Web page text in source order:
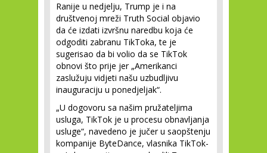
Ranije u nedjelju, Trump je i na
društvenoj mreži Truth Social objavio
da će izdati izvršnu naredbu koja će
odgoditi zabranu TikToka, te je
sugerisao da bi volio da se TikTok
obnovi što prije jer „Amerikanci
zaslužuju vidjeti našu uzbudljivu
inauguraciju u ponedjeljak“.
„U dogovoru sa našim pružateljima
usluga, TikTok je u procesu obnavljanja
usluge“, navedeno je jučer u saopštenju
kompanije ByteDance, vlasnika TikTok-